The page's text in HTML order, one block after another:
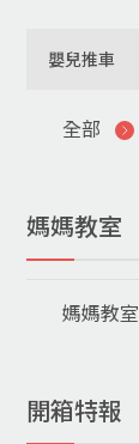
嬰兒推車
全部
媽媽教室
媽媽教室
開箱特報